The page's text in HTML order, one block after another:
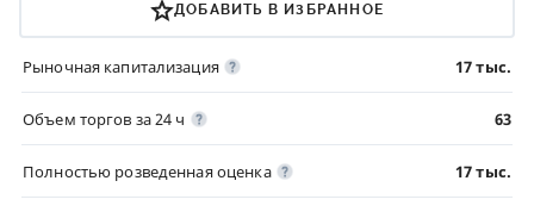
ДОБАВИТЬ В ИЗБРАННОЕ
Рыночная капитализация 17 тыс.
Объем торгов за 24 ч 63
Полностью розведенная оценка 17 тыс.